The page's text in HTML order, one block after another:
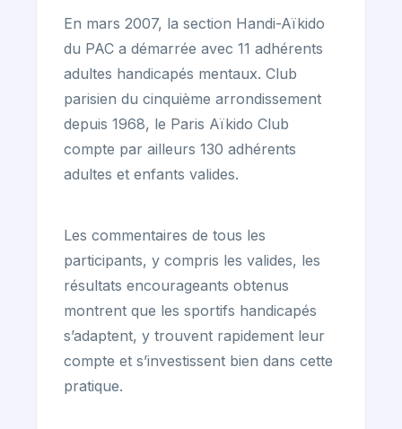
En mars 2007, la section Handi-Aïkido
du PAC a démarrée avec 11 adhérents
adultes handicapés mentaux. Club
parisien du cinquième arrondissement
depuis 1968, le Paris Aïkido Club
compte par ailleurs 130 adhérents
adultes et enfants valides.
Les commentaires de tous les
participants, y compris les valides, les
résultats encourageants obtenus
montrent que les sportifs handicapés
s’adaptent, y trouvent rapidement leur
compte et s’investissent bien dans cette
pratique.